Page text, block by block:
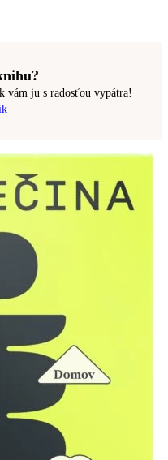
vám ju s radosťou vypátra!